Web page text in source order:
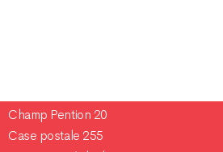
Champ Pention 20
Case postale 255